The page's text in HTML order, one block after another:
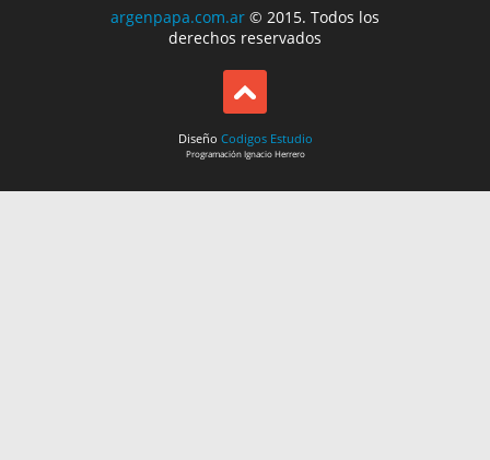
argenpapa.com.ar © 2015. Todos los
derechos reservados
Diseño Codigos Estudio
ProgramaciónIgnacio Herrero